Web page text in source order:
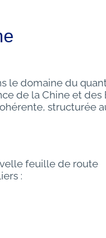
le domaine du
de la Chine et des
structurée
feuille de route
: